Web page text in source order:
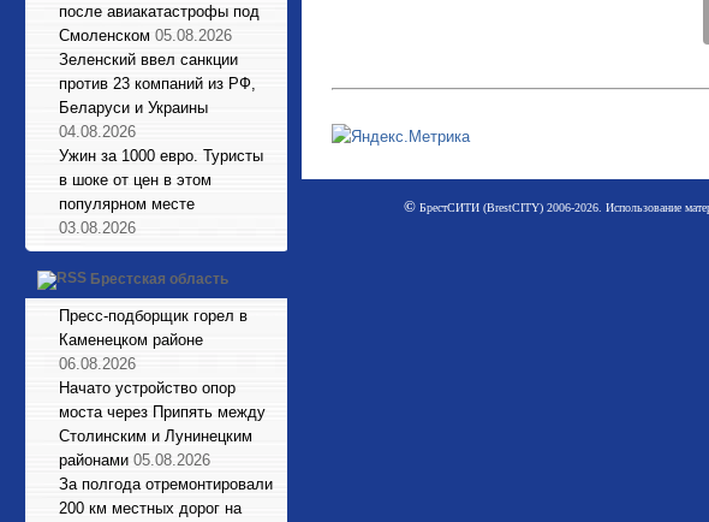
после авиакатастрофы под
Смоленском 05.08.2026
Зеленский ввел санкции
против 23 компаний из РФ,
Беларуси и Украины
04.08.2026
Ужин за 1000 евро. Туристы
в шоке от цен в этом
популярном месте
03.08.2026
Брестская область
Пресс-подборщик горел в
Каменецком районе
06.08.2026
Начато устройство опор
моста через Припять между
Столинским и Лунинецким
районами 05.08.2026
За полгода отремонтировали
200 км местных дорог на
©БрестСИТИ (BrestCITY) 2006-2026. Использование